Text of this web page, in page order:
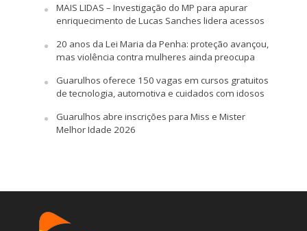
MAIS LIDAS – Investigação do MP para apurar
enriquecimento de Lucas Sanches lidera acessos
20 anos da Lei Maria da Penha: proteção avançou,
mas violência contra mulheres ainda preocupa
Guarulhos oferece 150 vagas em cursos gratuitos
de tecnologia, automotiva e cuidados com idosos
Guarulhos abre inscrições para Miss e Mister
Melhor Idade 2026